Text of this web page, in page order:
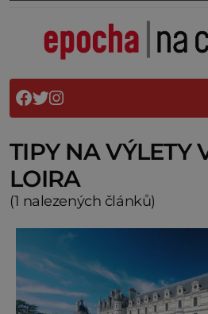
TIPY NA VÝLETY
LOIRA
(1 nalezených článků)